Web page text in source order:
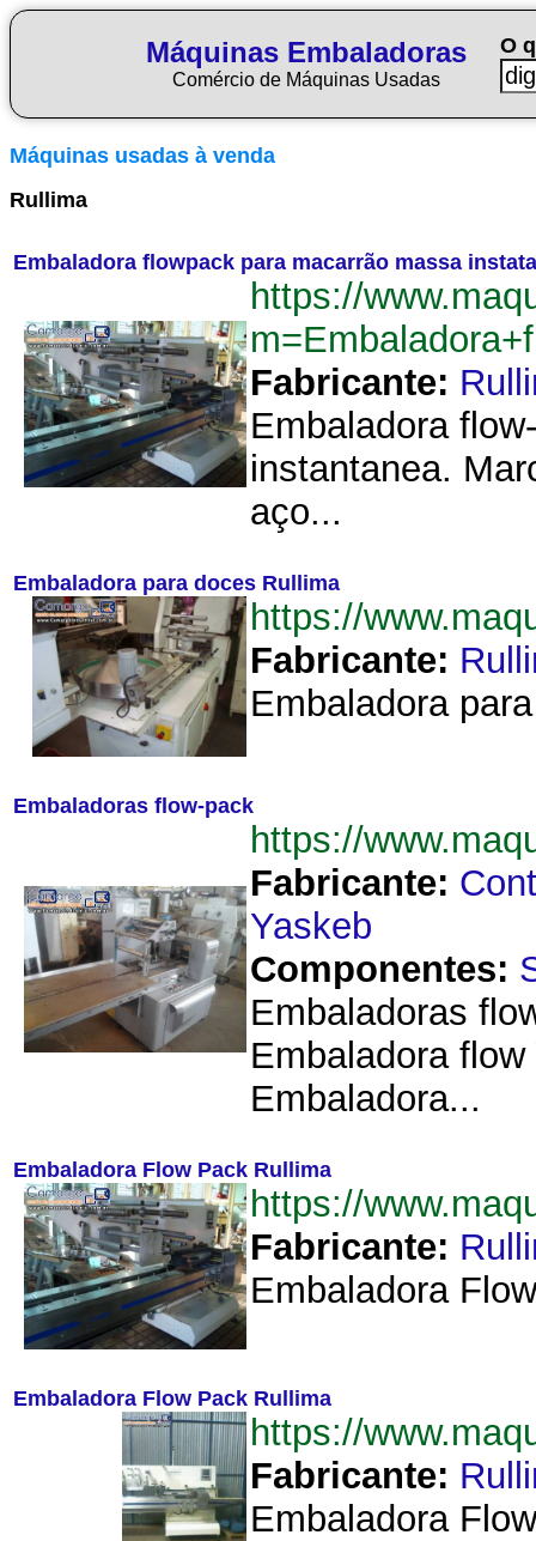
Máquinas Embaladoras
Comércio de Máquinas Usadas
O
Máquinas usadas à venda
Rullima
Embaladora flowpack para macarrão massa
https://
Fabricante:
Embaladora
instantanea.
aço...
Embaladora para doces Rullima
https://
Fabricante:
Embaladora
Embaladoras flow-pack
https://
Fabricante:
Yaskeb
Componentes:
Embaladoras
Embaladora
Embaladora...
Embaladora Flow Pack Rullima
https://
Fabricante:
Embaladora
Embaladora Flow Pack Rullima
https://
Fabricante:
Embaladora